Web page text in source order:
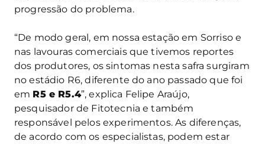
progressão do problema.
“De modo geral, em nossa estação em Sorriso e
nas lavouras comerciais que tivemos reportes
dos produtores, os sintomas nesta safra surgiram
no estádio R6, diferente do ano passado que foi
em R5 e R5.4”, explica Felipe Araújo,
pesquisador de Fitotecnia e também
responsável pelos experimentos. As diferenças,
de acordo com os especialistas, podem estar